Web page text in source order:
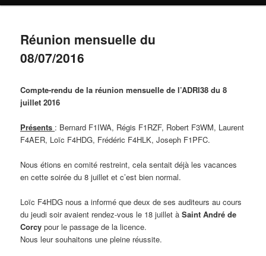
Réunion mensuelle du
08/07/2016
Compte-rendu de la réunion mensuelle de l’ADRI38 du 8
juillet 2016
Présents : Bernard F1IWA, Régis F1RZF, Robert F3WM, Laurent
F4AER, Loïc F4HDG, Frédéric F4HLK, Joseph F1PFC.
Nous étions en comité restreint, cela sentait déjà les vacances
en cette soirée du 8 juillet et c’est bien normal.
Loïc F4HDG nous a informé que deux de ses auditeurs au cours
du jeudi soir avaient rendez-vous le 18 juillet àSaint André de
Corcy pour le passage de la licence.
Nous leur souhaitons une pleine réussite.